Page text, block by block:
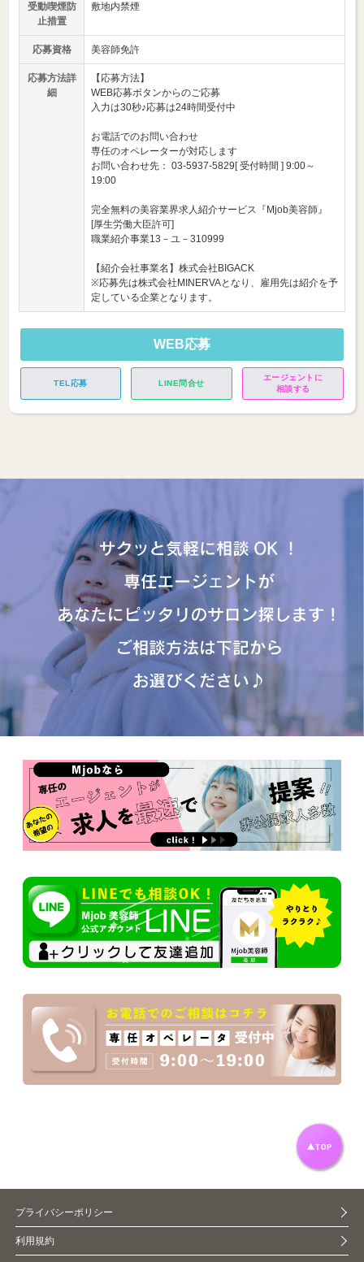
受動喫煙防
止措置
敷地内禁煙
応募資格 美容師免許
応募方法詳
細
【応募方法】
WEB応募ボタンからのご応募
入力は30秒♪応募は24時間受付中
お電話でのお問い合わせ
専任のオペレーターが対応します
お問い合わせ先： 03-5937-5829[ 受付時間 ] 9:00～
19:00
完全無料の美容業界求人紹介サービス『Mjob美容師』
[厚生労働大臣許可]
職業紹介事業13－ユ－310999
【紹介会社事業名】株式会社BIGACK
※応募先は株式会社MINERVAとなり、雇用先は紹介を予
定している企業となります。
WEB応募
TEL応募 LINE問合せ
エージェントに
相談する
プライバシーポリシー
利用規約